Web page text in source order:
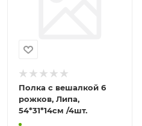
Полка с вешалкой 6
рожков, Липа,
54*31*14см /4шт.